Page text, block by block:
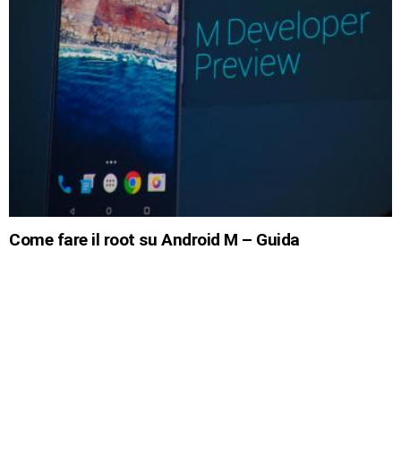
Come fare il root su Android M – Guida